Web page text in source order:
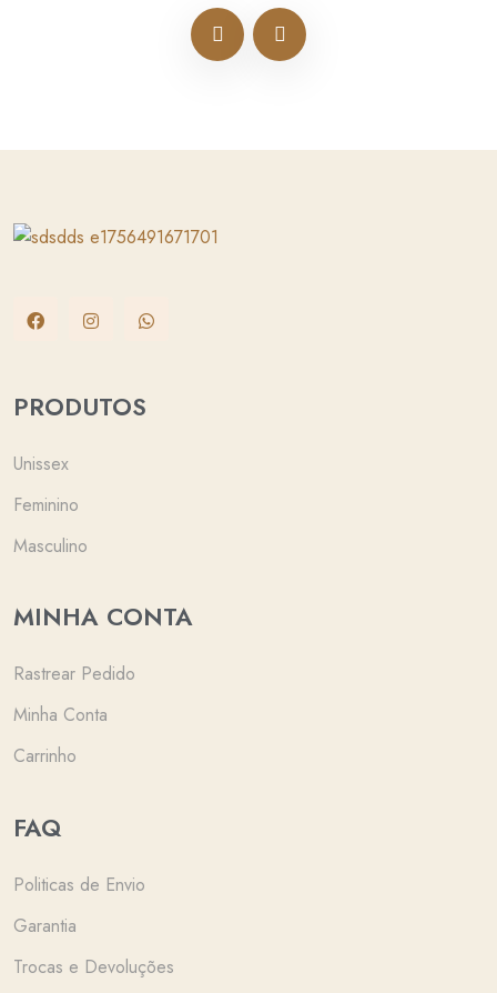
PRODUTOS
Unissex
Feminino
Masculino
MINHA CONTA
Rastrear Pedido
Minha Conta
Carrinho
FAQ
Politicas de Envio
Garantia
Trocas e Devoluções